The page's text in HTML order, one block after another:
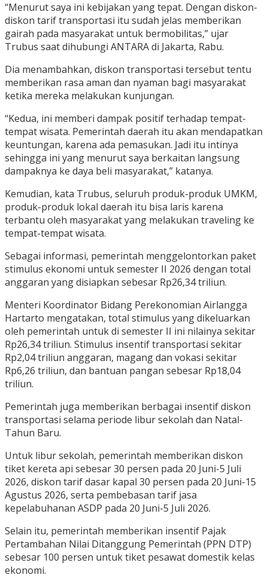
“Menurut saya ini kebijakan yang tepat. Dengan diskon-
diskon tarif transportasi itu sudah jelas memberikan
gairah pada masyarakat untuk bermobilitas,” ujar
Trubus saat dihubungi ANTARA di Jakarta, Rabu.
Dia menambahkan, diskon transportasi tersebut tentu
memberikan rasa aman dan nyaman bagi masyarakat
ketika mereka melakukan kunjungan.
“Kedua, ini memberi dampak positif terhadap tempat-
tempat wisata. Pemerintah daerah itu akan mendapatkan
keuntungan, karena ada pemasukan. Jadi itu intinya
sehingga ini yang menurut saya berkaitan langsung
dampaknya ke daya beli masyarakat,” katanya.
Kemudian, kata Trubus, seluruh produk-produk UMKM,
produk-produk lokal daerah itu bisa laris karena
terbantu oleh masyarakat yang melakukan traveling ke
tempat-tempat wisata.
Sebagai informasi, pemerintah menggelontorkan paket
stimulus ekonomi untuk semester II 2026 dengan total
anggaran yang disiapkan sebesar Rp26,34 triliun.
Menteri Koordinator Bidang Perekonomian Airlangga
Hartarto mengatakan, total stimulus yang dikeluarkan
oleh pemerintah untuk di semester II ini nilainya sekitar
Rp26,34 triliun. Stimulus insentif transportasi sekitar
Rp2,04 triliun anggaran, magang dan vokasi sekitar
Rp6,26 triliun, dan bantuan pangan sebesar Rp18,04
triliun.
Pemerintah juga memberikan berbagai insentif diskon
transportasi selama periode libur sekolah dan Natal-
Tahun Baru.
Untuk libur sekolah, pemerintah memberikan diskon
tiket kereta api sebesar 30 persen pada 20 Juni-5 Juli
2026, diskon tarif dasar kapal 30 persen pada 20 Juni-15
Agustus 2026, serta pembebasan tarif jasa
kepelabuhanan ASDP pada 20 Juni-5 Juli 2026.
Selain itu, pemerintah memberikan insentif Pajak
Pertambahan Nilai Ditanggung Pemerintah (PPN DTP)
sebesar 100 persen untuk tiket pesawat domestik kelas
ekonomi.